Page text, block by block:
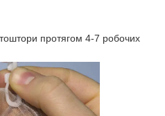
протягом 4-7 робочих